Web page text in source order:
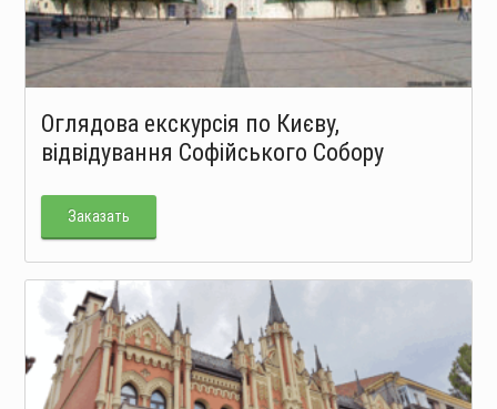
Оглядова екскурсія по Києву,
відвідування Софійського Собору
Заказать